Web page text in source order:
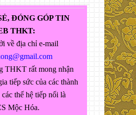
ĐÓNG GÓP TIN
THKT:
về địa chỉ e-mail
THKT rất mong nhận
tiếp sức của các thành
thế hệ tiếp nối là
Mộc Hóa.